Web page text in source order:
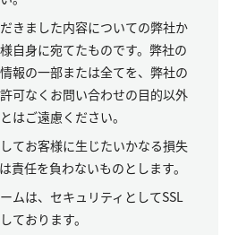
きました内容についての弊社か
自身に宛てたものです。弊社の
報の一部または全てを、弊社の
可なくお問い合わせの目的以外
はご遠慮ください。
てお客様に生じたいかなる損失
責任を負わないものとします。
ムは、セキュリティとしてSSL
ております。